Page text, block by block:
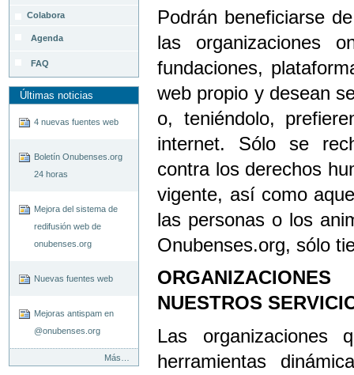
Colabora
Agenda
FAQ
Últimas noticias
4 nuevas fuentes web
Boletín Onubenses.org
24 horas
Mejora del sistema de
redifusión web de
onubenses.org
Nuevas fuentes web
Mejoras antispam en
@onubenses.org
noticias
Más…
Podrán beneficiarse
las organizaciones
fundaciones,
web propio y desean
o, teniéndolo,
internet. Sólo se
contra los derechos
vigente, así como
las personas o los
Onubenses.org, sólo
NUESTROS
Las
herramientas